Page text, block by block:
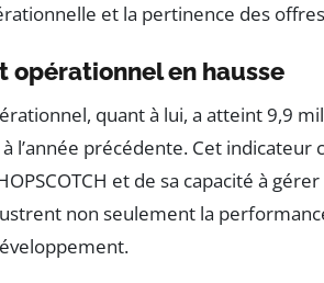
et la pertinence des
opérationnel en hausse
quant à lui, a atteint 9,9
l’année précédente. Cet
et de sa capacité à
non seulement la